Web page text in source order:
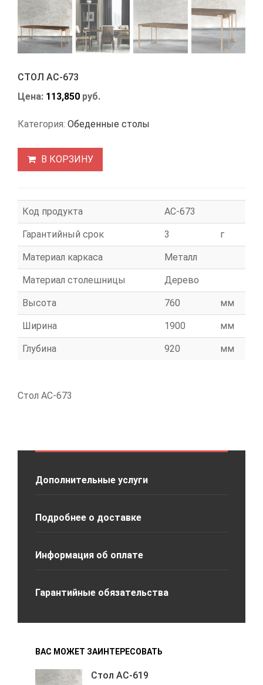
СТОЛ АС-673
Цена: 113,850 руб.
Категория: Обеденные столы
В КОРЗИНУ
Код продукта АС-673
Гарантийный срок 3 г
Материал каркаса Металл
Материал столешницы Дерево
Высота 760 мм
Ширина 1900 мм
Глубина 920 мм
Стол АС-673
Дополнительные услуги
Подробнее о доставке
Информация об оплате
Гарантийные обязательства
ВАС МОЖЕТ ЗАИНТЕРЕСОВАТЬ
Стол АС-619